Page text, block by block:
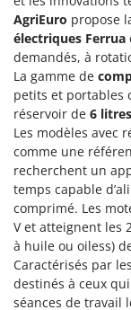
Hachoirs à
Herses à
Herses
L
Lames à
Lames
Lave-vitres
Lieuses
M
Machines à
Einhell
Elegen
Energy
Enotecnica
Eschenfelder
EuroMech
Eurosystems
F
FAC
Fama
Famag
AgriEuro propose
électriques Ferrua
demandés, à
La gamme de
petits et portables
réservoir de 6 litres
Les modèles avec
comme une
recherchent un
temps capable
comprimé. Les
V et atteignent les
à huile ou oiless)
Caractérisés par
destinés à ceux
séances de travail